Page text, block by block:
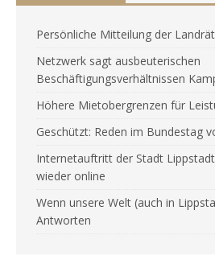
Persönliche Mitteilung der
Netzwerk sagt ausbeuterischen
Beschäftigungsverhältnissen
Höhere Mietobergrenzen für
Geschützt: Reden im Bundestag
Internetauftritt der Stadt
wieder online
Wenn unsere Welt (auch in
Antworten